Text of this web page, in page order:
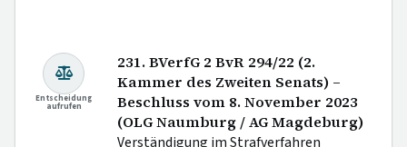
Entscheidung
aufrufen
231. BVerfG 2 BvR 294/22 (2.
Kammer des Zweiten Senats) –
Beschluss vom 8. November 2023
(OLG Naumburg / AG Magdeburg)
Verständigung im Strafverfahren